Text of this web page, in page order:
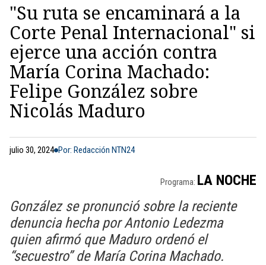
"Su ruta se encaminará a la
Corte Penal Internacional" si
ejerce una acción contra
María Corina Machado:
Felipe González sobre
Nicolás Maduro
julio 30, 2024 Por: Redacción NTN24
Programa: LA NOCHE
González se pronunció sobre la reciente
denuncia hecha por Antonio Ledezma
quien afirmó que Maduro ordenó el
“secuestro” de María Corina Machado.